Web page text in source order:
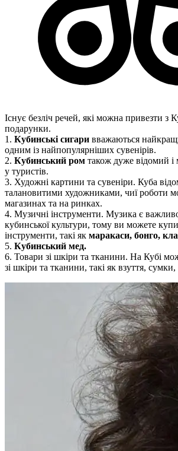
Існує безліч речей, які можна привезти з
подарунки.
1. Кубинські сигари вважаються
одним із найпопулярніших сувенірів.
2. Кубинський ром також дуже відомий
у туристів.
3. Художні картини та сувеніри. Куба
талановитими художниками, чиї роботи
магазинах та на ринках.
4. Музичні інструменти. Музика є
кубинської культури, тому ви можете
інструменти, такі як маракаси, бонго,
5. Кубинський мед.
6. Товари зі шкіри та тканини. На Кубі
зі шкіри та тканини, такі як взуття, сумки,